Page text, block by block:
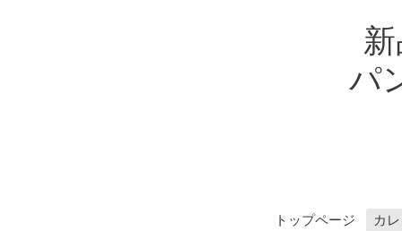
パ
トップページ カ